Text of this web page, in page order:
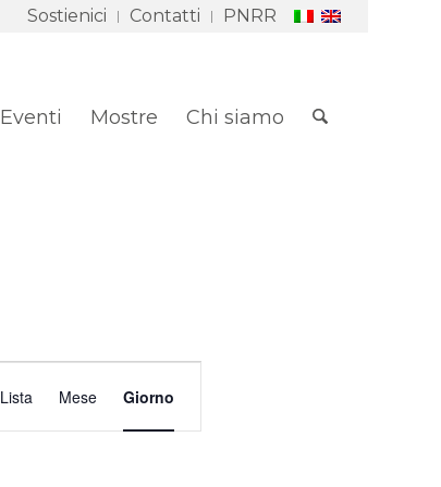
Sostienici Contatti PNRR
Eventi Mostre Chi siamo
Viste
Lista Mese Giorno